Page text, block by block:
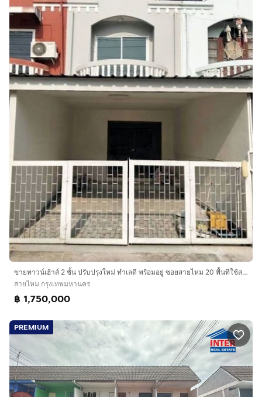
ขายทาวน์เฮ้าส์ 2 ชั้น ปรับปรุงใหม่ ทำเลดี พร้อมอยู่ ซอยสายไหม 20 พื้นที่ใช้สอย 110 ตร.ม. ใกล้ BTS และทางด่วน
สายไหม กรุงเทพมหานคร
฿ 1,750,000
PREMIUM